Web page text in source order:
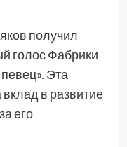
получил
голос Фабрики
Эта
в развитие
его